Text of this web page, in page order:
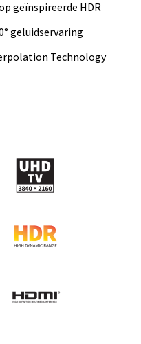
geïnspireerde HDR
geluidservaring
Technology